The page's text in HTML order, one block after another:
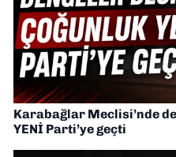
Karabağlar Meclisi’nde
YENİ Parti’ye geçti